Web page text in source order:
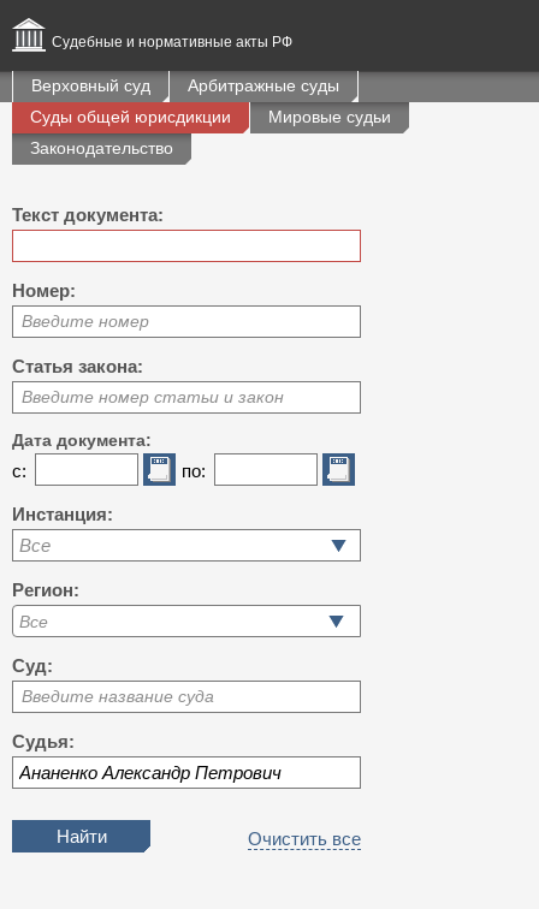
Судебные и нормативные акты РФ
Верховный суд
Арбитражные суды
Суды общей юрисдикции
Мировые судьи
Законодательство
Текст документа:
Номер:
Введите номер
Статья закона:
Введите номер статьи и закон
Дата документа:
с: по:
Инстанция:
Все
Регион:
Суд:
Введите название суда
Судья:
Очистить все